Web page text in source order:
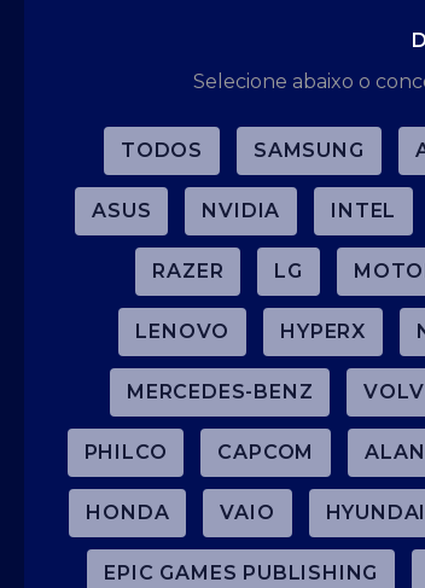
Selecione abaixo o
TODOS SAMSUNG
ASUS NVIDIA INTEL
RAZER LG
LENOVO HYPERX
MERCEDES-BENZ
PHILCO CAPCOM
HONDA VAIO HYUNDAI
EPIC GAMES PUBLISHING